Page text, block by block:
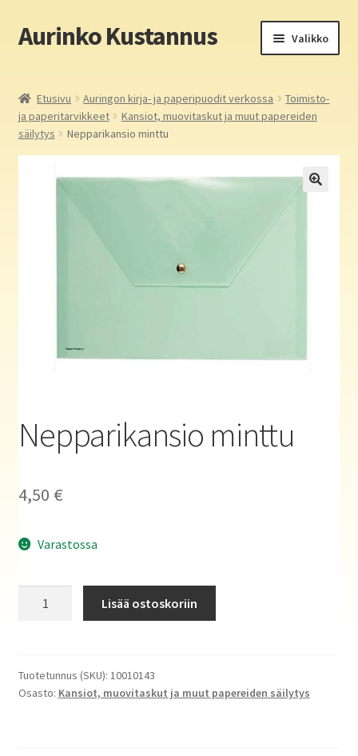
Siirry
navigointiin
Siirry
sisältöön
Aurinko Kustannus Valikko
Yritys
Yhteystiedot
Aurinko Kustannus: kirjat
Auringon kirja- ja paperipuodit verkossa
Etusivu Auringon kirja- ja paperipuodit verkossa
Toimisto-
ja paperitarvikkeet
Kansiot, muovitaskut ja muut papereiden
säilytys
Nepparikansio minttu
Nepparikansio minttu
4,50 €
Varastossa
Lisää ostoskoriin
Tuotetunnus (SKU): 10010143
Osasto: Kansiot, muovitaskut ja muut papereiden säilytys